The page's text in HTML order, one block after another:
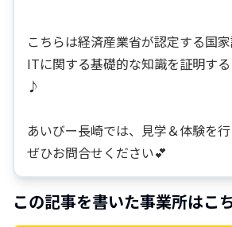
こちらは経済産業省が認定する国家
ITに関する基礎的な知識を証明す
♪
あいびー長崎では、見学＆体験を
ぜひお問合せください💕
この記事を書いた事業所はこ